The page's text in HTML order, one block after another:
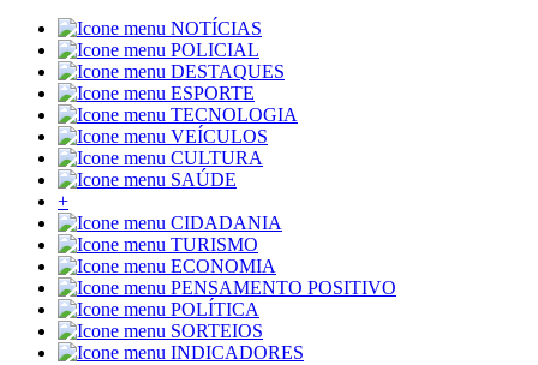
NOTÍCIAS
POLICIAL
DESTAQUES
ESPORTE
TECNOLOGIA
VEÍCULOS
CULTURA
SAÚDE
+
CIDADANIA
TURISMO
ECONOMIA
PENSAMENTO POSITIVO
POLÍTICA
SORTEIOS
INDICADORES